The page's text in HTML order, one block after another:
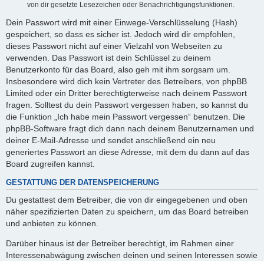
von dir gesetzte Lesezeichen oder Benachrichtigungsfunktionen.
Dein Passwort wird mit einer Einwege-Verschlüsselung (Hash)
gespeichert, so dass es sicher ist. Jedoch wird dir empfohlen,
dieses Passwort nicht auf einer Vielzahl von Webseiten zu
verwenden. Das Passwort ist dein Schlüssel zu deinem
Benutzerkonto für das Board, also geh mit ihm sorgsam um.
Insbesondere wird dich kein Vertreter des Betreibers, von phpBB
Limited oder ein Dritter berechtigterweise nach deinem Passwort
fragen. Solltest du dein Passwort vergessen haben, so kannst du
die Funktion „Ich habe mein Passwort vergessen“ benutzen. Die
phpBB-Software fragt dich dann nach deinem Benutzernamen und
deiner E-Mail-Adresse und sendet anschließend ein neu
generiertes Passwort an diese Adresse, mit dem du dann auf das
Board zugreifen kannst.
GESTATTUNG DER DATENSPEICHERUNG
Du gestattest dem Betreiber, die von dir eingegebenen und oben
näher spezifizierten Daten zu speichern, um das Board betreiben
und anbieten zu können.
Darüber hinaus ist der Betreiber berechtigt, im Rahmen einer
Interessenabwägung zwischen deinen und seinen Interessen sowie